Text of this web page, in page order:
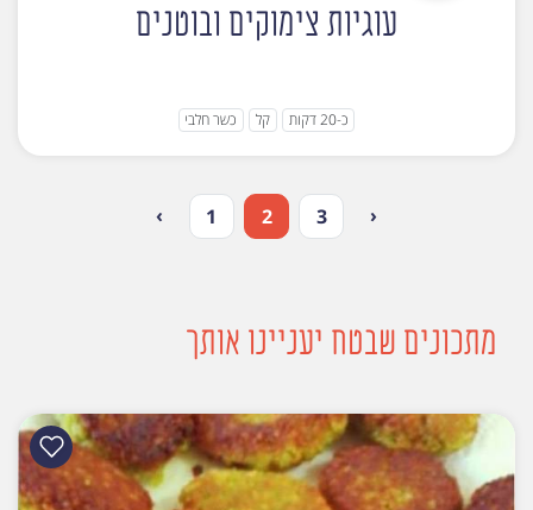
עוגיות צימוקים ובוטנים
כ-20 דקות קל כשר חלבי
› 1 2 3 ‹
מתכונים שבטח יעניינו אותך